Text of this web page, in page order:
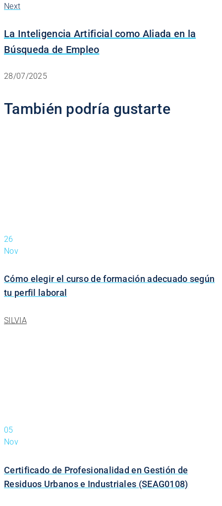
Next
La Inteligencia Artificial como Aliada en la
Búsqueda de Empleo
28/07/2025
También podría gustarte
26
Nov
Cómo elegir el curso de formación adecuado según
tu perfil laboral
SILVIA
05
Nov
Certificado de Profesionalidad en Gestión de
Residuos Urbanos e Industriales (SEAG0108)